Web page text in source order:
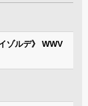
ゾルデ》 WWV